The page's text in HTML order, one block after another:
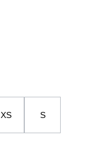
XS S